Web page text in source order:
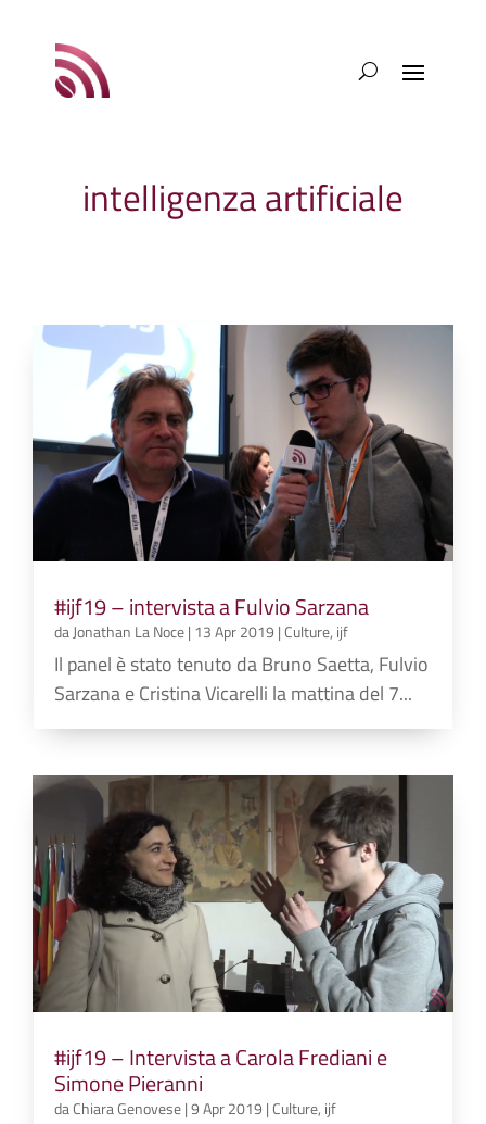
intelligenza artificiale
#ijf19 – intervista a Fulvio Sarzana
daJonathan La Noce| 13 Apr 2019 |Culture, ijf
Il panel è stato tenuto da Bruno Saetta, Fulvio
Sarzana e Cristina Vicarelli la mattina del 7...
#ijf19 – Intervista a Carola Frediani e
Simone Pieranni
daChiara Genovese|9 Apr 2019 |Culture, ijf